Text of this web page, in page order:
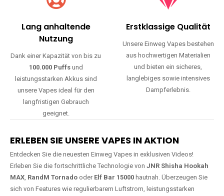
Lang anhaltende
Nutzung
Dank einer Kapazität von bis zu
100.000 Puffsund
leistungsstarken Akkus sind
unsere Vapes ideal für den
langfristigen Gebrauch
geeignet.
Erstklassige Qualität
Unsere Einweg Vapes bestehen
aus hochwertigen Materialien
und bieten ein sicheres,
langlebiges sowie intensives
Dampferlebnis.
ERLEBEN SIE UNSERE VAPES IN AKTION
Entdecken Sie die neuesten Einweg Vapes in exklusiven Videos!
Erleben Sie die fortschrittliche Technologie von JNR Shisha Hookah
MAX, RandM Tornado oder Elf Bar 15000 hautnah. Überzeugen Sie
sich von Features wie regulierbarem Luftstrom, leistungsstarken